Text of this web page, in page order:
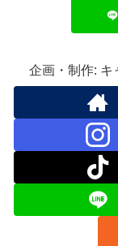
企画・制作: キ